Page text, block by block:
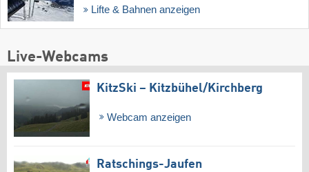
Lifte & Bahnen anzeigen
Live-Webcams
KitzSki – Kitzbühel/​Kirchberg
Webcam anzeigen
Ratschings-Jaufen